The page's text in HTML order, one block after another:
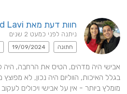
חוות דעת מאת Gilad Lavi
ניתנה לפני כמעט 2 שנים
חתונה 19/09/2024